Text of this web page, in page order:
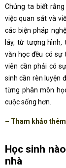
Chúng ta biết
việc quan sát và
các biện pháp
láy, từ tượng
văn học đều có sự
viên cần phải có
sinh cần rèn luyện
từng phân môn
cuộc sống hơn.
– Tham khảo
Học sinh
nhà